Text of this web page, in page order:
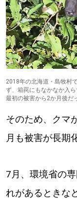
2018年の北海道・島牧村
ず、箱罠にもなかなか入
最初の被害から2か月後だ
そのため、クマ
月も被害が長期
7月、環境省の
れがあるときな